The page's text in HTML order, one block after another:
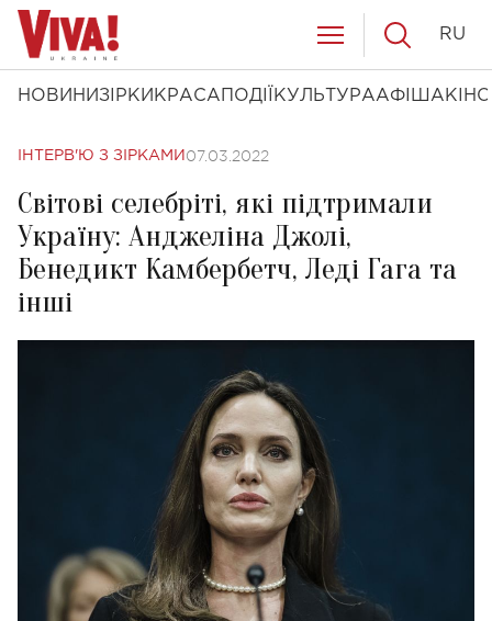
НОВИНИ ЗІРКИ КРАСА ПОДІЇ КУЛЬТУРААФІША КІНО
RU
ІНТЕРВ'Ю З ЗІРКАМИ 07.03.2022
Світові селебріті, які підтримали
Україну: Анджеліна Джолі,
Бенедикт Камбербетч, Леді Гага та
інші